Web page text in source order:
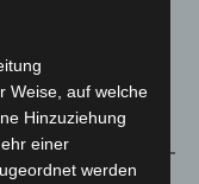
Weise, auf welche
Hinzuziehung
einer
werden